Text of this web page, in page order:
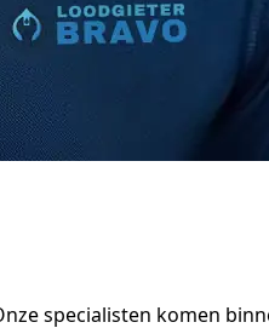
specialisten komen